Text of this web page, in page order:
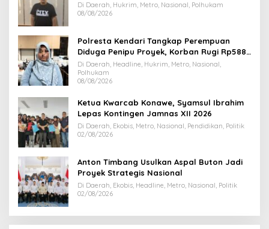
Jemaah Umrah Masuk Babak Baru
Di Daerah, Hukrim, Metro, Nasional, Polhukam
08/08/2026
Polresta Kendari Tangkap Perempuan
Diduga Penipu Proyek, Korban Rugi Rp588,1
Juta
Di Daerah, Headline, Hukrim, Metro, Nasional,
Polhukam
08/08/2026
Ketua Kwarcab Konawe, Syamsul Ibrahim
Lepas Kontingen Jamnas XII 2026
Di Daerah, Ekobis, Metro, Nasional, Pendidikan, Politik
02/08/2026
Anton Timbang Usulkan Aspal Buton Jadi
Proyek Strategis Nasional
Di Daerah, Ekobis, Headline, Metro, Nasional, Politik
02/08/2026